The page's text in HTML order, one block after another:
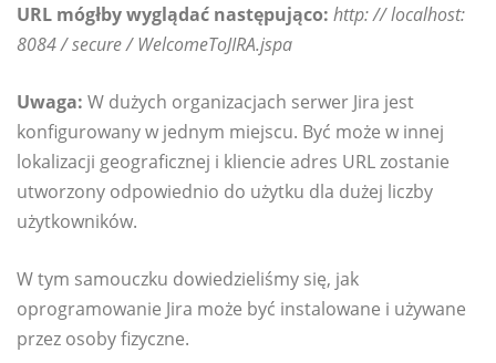
URL mógłby wyglądać następująco: http: // localhost:
8084 / secure / WelcomeToJIRA.jspa
Uwaga: W dużych organizacjach serwer Jira jest
konfigurowany w jednym miejscu. Być może w innej
lokalizacji geograficznej i kliencie adres URL zostanie
utworzony odpowiednio do użytku dla dużej liczby
użytkowników.
W tym samouczku dowiedzieliśmy się, jak
oprogramowanie Jira może być instalowane i używane
przez osoby fizyczne.